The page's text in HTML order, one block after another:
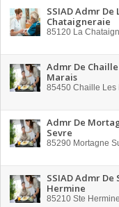
SSIAD Admr De
Chataigneraie
85120 La
Admr De
Marais
85450 Chaille Les
Admr De
Sevre
85290 Mortagne
SSIAD Admr De
Hermine
85210 Ste Hermine